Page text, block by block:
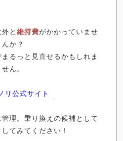
と 維持費がかかっていませ
んか？
るっと見直せるかもしれま
せん。
リ公式サイト
理。乗り換えの候補として
てみてください！